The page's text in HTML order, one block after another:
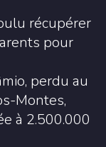
récupérer
pour
perdu au
Montes,
à 2.500.000